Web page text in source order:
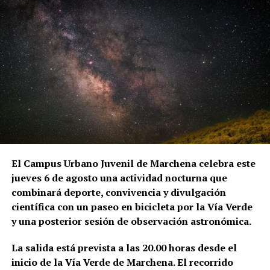
y cerámica vidriada.
El primer dato documental conocido sobre la
transformación aparece en 1567. Aquel año, Hernán
Ruiz II, maestro mayor del Arzobispado de Sevilla y
uno de los grandes arquitectos del Renacimiento
andaluz, viajó a Marchena para visitar las torres de
San Juan y San Miguel. El desplazamiento se realizó
por orden del provisor general del Arzobispado,
duró tres días y fue remunerado con 54 reales. La
anotación se conserva en el Libro de Cuentas de
Fábrica de la parroquia de San Juan.
Sin embargo, el historiador del arte Alfredo J.
Morales advierte de que la brevedad del documento
impide conocer el alcance exacto de aquella
—«visitar la torre de San Juan e San Miguel»— podría
referirse tanto a la preparación de una obra como a
El Campus Urbano Juvenil de Marchena celebra este
jueves 6 de agosto una actividad nocturna que
combinará deporte, convivencia y divulgación
científica con un paseo en bicicleta por la Vía Verde
y una posterior sesión de observación astronómica.
La salida está prevista a las 20.00 horas desde el
inicio de la Vía Verde de Marchena. El recorrido